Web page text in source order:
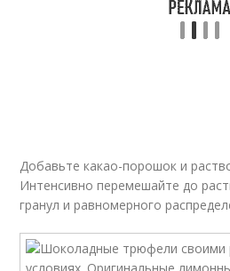
Добавьте какао-порошок и
Интенсивно перемешайте до
гранул и равномерного